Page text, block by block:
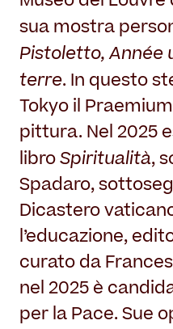
sua mostra
Pistoletto, Année
terre. In questo
Tokyo il
pittura. Nel 2025
libro Spiritualità,
Spadaro,
Dicastero
l’educazione,
curato da
nel 2025 è
per la Pace. Sue